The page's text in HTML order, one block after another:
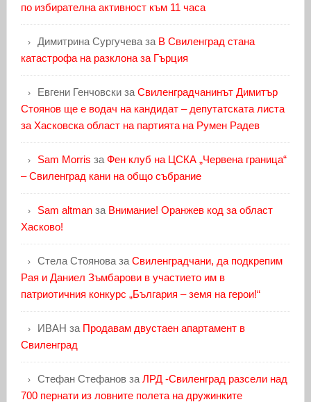
по избирателна активност към 11 часа
Димитрина Сургучеваза В Свиленград стана
катастрофа на разклона за Гърция
Евгени Генчовскиза Свиленградчанинът Димитър
Стоянов ще е водач на кандидат – депутатската листа
за Хасковска област на партията на Румен Радев
Sam Morris за Фен клуб на ЦСКА „Червена граница“
– Свиленград кани на общо събрание
Sam altmanза Внимание! Оранжев код за област
Хасково!
Стела Стояноваза Свиленградчани, да подкрепим
Рая и Даниел Зъмбарови в участието им в
патриотичния конкурс „България – земя на герои!“
ИВАН за Продавам двустаен апартамент в
Свиленград
Стефан Стефановза ЛРД -Свиленград разсели над
700 пернати из ловните полета на дружинките